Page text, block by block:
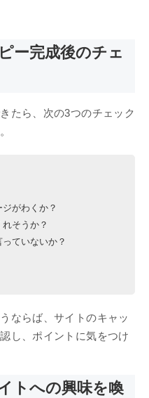
ー完成後のチェ
たら、次の3つのチェック
がわくか？
そうか？
ていないか？
ならば、サイトのキャッ
し、ポイントに気をつけ
トへの興味を喚